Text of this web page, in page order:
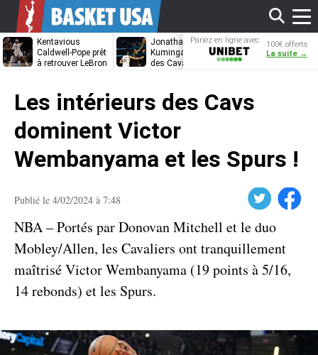
Kentavious
Caldwell-Pope prêt
à retrouver LeBron
Jonathan
Kuminga, le plan B
des Cavaliers
À Atlanta, on
à Luguentz
Pariez en ligne avec
Unibet
100€ offerts
La suite →
Les intérieurs des Cavs
dominent Victor
Wembanyama et les Spurs !
Publié le 4/02/2024 à 7:48 Facebook
NBA – Portés par Donovan Mitchell et le duo
Mobley/Allen, les Cavaliers ont tranquillement
maîtrisé Victor Wembanyama (19 points à 5/16,
14 rebonds) et les Spurs.